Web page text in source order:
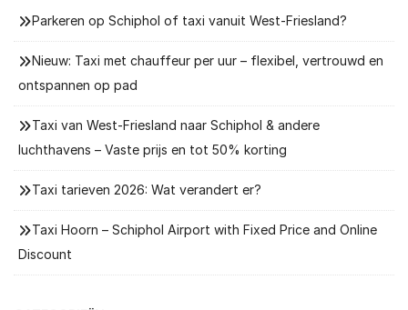
Parkeren op Schiphol of taxi vanuit West-Friesland?
Nieuw: Taxi met chauffeur per uur – flexibel, vertrouwd en
ontspannen op pad
Taxi van West-Friesland naar Schiphol & andere
luchthavens – Vaste prijs en tot 50% korting
Taxi tarieven 2026: Wat verandert er?
Taxi Hoorn – Schiphol Airport with Fixed Price and Online
Discount